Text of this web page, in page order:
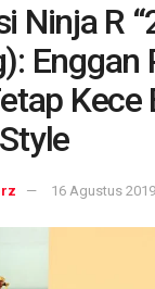
Ninja R
Enggan
16 Agustus 2019